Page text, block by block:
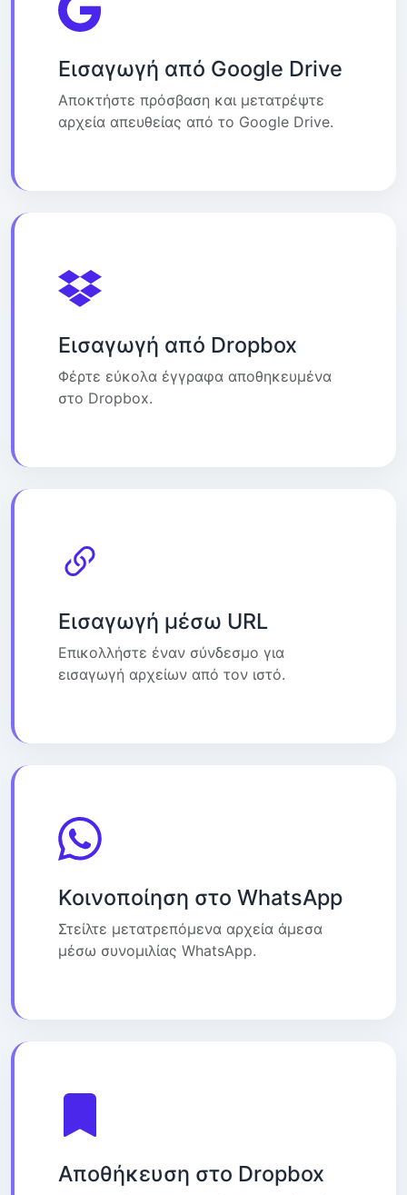
Εισαγωγή από Google Drive
Αποκτήστε πρόσβαση και μετατρέψτε
αρχεία απευθείας από το Google Drive.
Εισαγωγή από Dropbox
Φέρτε εύκολα έγγραφα αποθηκευμένα
στο Dropbox.
Εισαγωγή μέσω URL
Επικολλήστε έναν σύνδεσμο για
εισαγωγή αρχείων από τον ιστό.
Κοινοποίηση στο WhatsApp
Στείλτε μετατρεπόμενα αρχεία άμεσα
μέσω συνομιλίας WhatsApp.
Αποθήκευση στο Dropbox